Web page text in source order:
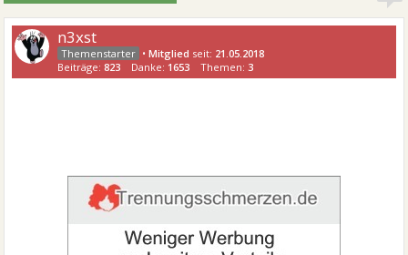
n3xst
•Mitglied seit: 21.05.2018
Beiträge:823 Danke: 1653 Themen:3